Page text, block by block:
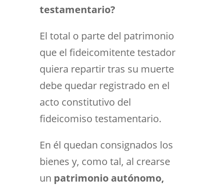
testamentario?
El total o parte del patrimonio
que el fideicomitente testador
quiera repartir tras su muerte
debe quedar registrado en el
acto constitutivo del
fideicomiso testamentario.
En él quedan consignados los
bienes y, como tal, al crearse
un patrimonio autónomo,